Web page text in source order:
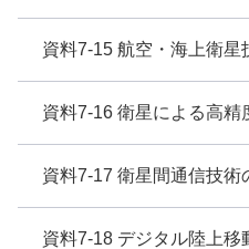
資料7-15 航空・海上衛星
資料7-16 衛星による高精
資料7-17 衛星間通信技術
資料7-18 デジタル陸上移